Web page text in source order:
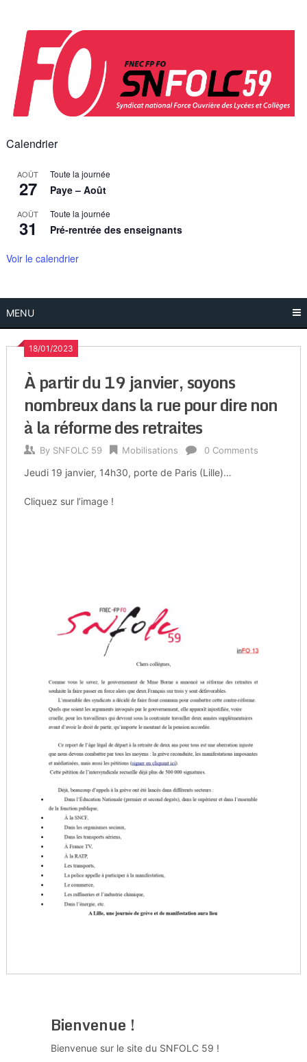
content
Calendrier
AOÛT
27
Toute la journée
Paye – Août
AOÛT
31
Toute la journée
Pré-rentrée des enseignants
Voir le calendrier
MENU
18/01/2023
À partir du 19 janvier, soyons
nombreux dans la rue pour dire non
à la réforme des retraites
By SNFOLC 59 Mobilisations 0 Comments
Jeudi 19 janvier, 14h30, porte de Paris (Lille)…
Cliquez sur l’image !
Bienvenue !
Bienvenue sur le site du SNFOLC 59 !